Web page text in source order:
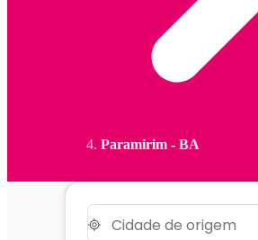
Paramirim - BA